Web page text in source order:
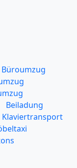
Büroumzug
Beiladung
Klaviertransport